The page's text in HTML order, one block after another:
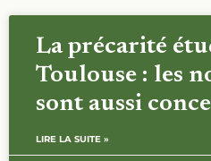
La précarité
Toulouse : les
sont aussi
LIRE LA SUITE »